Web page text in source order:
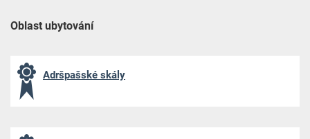
Oblast ubytování
Adršpašské skály